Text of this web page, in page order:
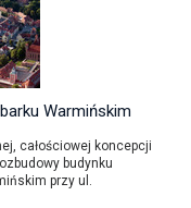
Warmińskim
całościowej koncepcji
budynku
przy ul.